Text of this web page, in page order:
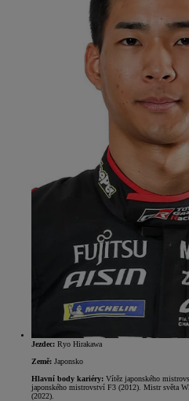
Jezdec: Ryo Hirakawa
Země: Japonsko
Hlavní body kariéry: Vítěz japonského
japonského mistrovství F3 (2012). Mistr světa
(2022).